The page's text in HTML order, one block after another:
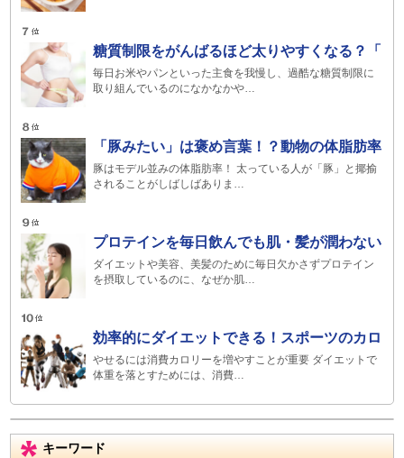
糖質制限をがんばるほど太りやすくなる？「
毎日お米やパンといった主食を我慢し、過酷な糖質制限に
取り組んでいるのになかなかや…
「豚みたい」は褒め言葉！？動物の体脂肪率
豚はモデル並みの体脂肪率！ 太っている人が「豚」と揶揄
されることがしばしばありま…
プロテインを毎日飲んでも肌・髪が潤わない
ダイエットや美容、美髪のために毎日欠かさずプロテイン
を摂取しているのに、なぜか肌…
効率的にダイエットできる！スポーツのカロ
やせるには消費カロリーを増やすことが重要 ダイエットで
体重を落とすためには、消費…
キーワード